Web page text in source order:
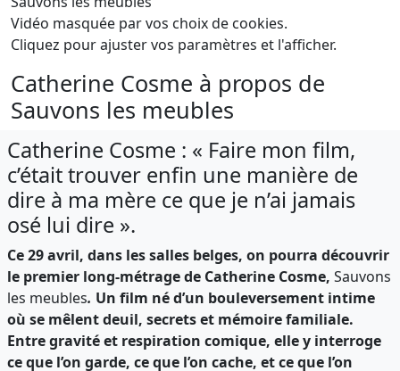
Vidéo masquée par vos choix de cookies.
Cliquez pour ajuster vos paramètres et l'afficher.
Catherine Cosme à propos de
Sauvons les meubles
Catherine Cosme : « Faire mon film,
c’était trouver enfin une manière de
dire à ma mère ce que je n’ai jamais
osé lui dire ».
Ce 29 avril, dans les salles belges, on pourra découvrir
le premier long-métrage de Catherine Cosme, Sauvons
les meubles. Un film né d’un bouleversement intime
où se mêlent deuil, secrets et mémoire familiale.
Entre gravité et respiration comique, elle y interroge
ce que l’on garde, ce que l’on cache, et ce que l’on